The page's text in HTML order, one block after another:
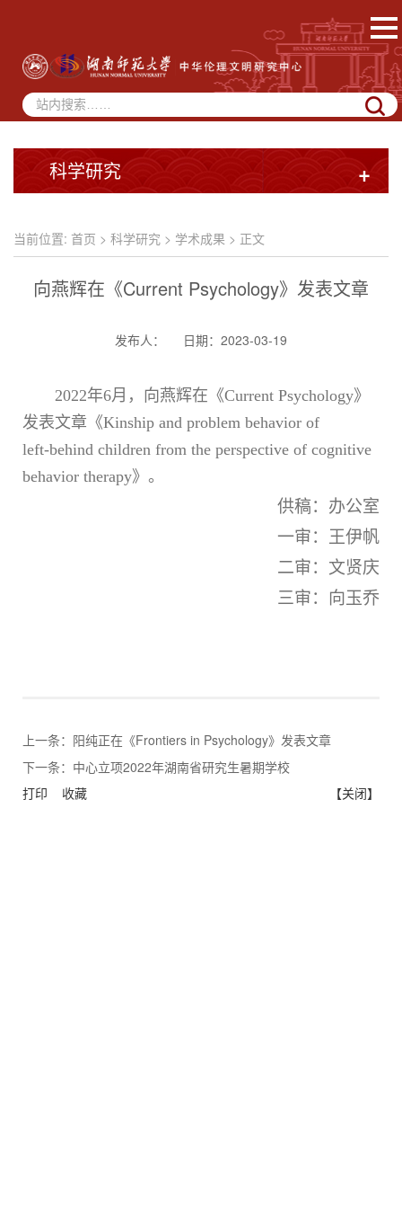
科学研究 +
当前位置: 首页 > 科学研究 > 学术成果 > 正文
向燕辉在《Current Psychology》发表文章
发布人： 日期：2023-03-19
2022年6月，向燕辉在《Current Psychology》
发表文章《Kinship and problem behavior of
left‑behind children from the perspective of cognitive
behavior therapy》。
供稿：办公室
一审：王伊帆
二审：文贤庆
三审：向玉乔
上一条： 阳纯正在《Frontiers in Psychology》发表文章
下一条： 中心立项2022年湖南省研究生暑期学校
【关闭】
打印 收藏